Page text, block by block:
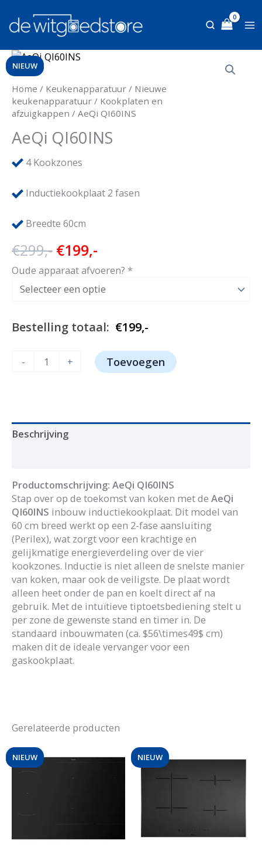
naar
de
inhoud
NIEUW
Home / Keukenapparatuur / Nieuwe
keukenapparatuur / Kookplaten en
afzuigkappen / AeQi QI60INS
AeQi QI60INS
4Kookzones
Inductiekookplaat 2 fasen
Breedte 60cm
€299,- Oorspronkelijke
prijs
was:
€199,-
prijs
is:
Oude apparaat afvoeren? *
Bestelling totaal: €199,-
- + Toevoegen
Beschrijving
Productomschrijving: AeQi QI60INS
Stap over op de toekomst van koken met de AeQi
QI60INS inbouw inductiekookplaat. Dit model van
60 cm breed werkt op een 2-fase aansluiting
(Perilex), wat zorgt voor een krachtige en
gelijkmatige energieverdeling over de vier
kookzones. Inductie is niet alleen de snelste manier
van koken, maar ook de veiligste. De plaat wordt
alleen heet onder de pan en koelt direct af na
gebruik. Met de intuïtieve tiptoetsbediening stelt u
per zone de gewenste stand en timer in. De
standaard inbouwmaten (ca. $56\times49$ cm)
maken dit de ideale vervanger voor een
gaskookplaat.
Gerelateerde producten
NIEUW NIEUW